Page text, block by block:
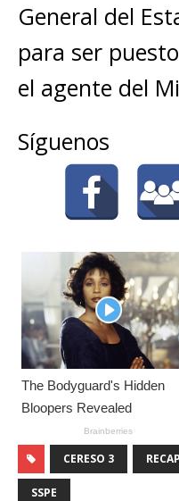
General del
para ser
el agente del
Síguenos
CERESO 3
SSPE